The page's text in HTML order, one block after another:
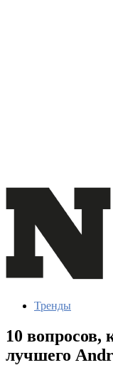
Тренды
10 вопросов,
лучшего